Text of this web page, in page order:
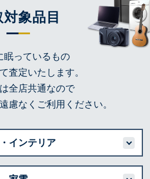
対象品目
眠っているもの
査定いたします。
全店共通なので
慮なくご利用ください。
インテリア